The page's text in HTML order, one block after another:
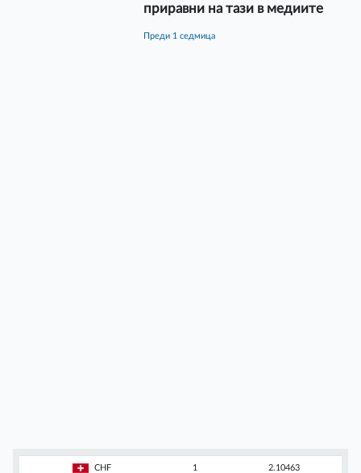
приравни на тази в медиите
преди 1 седмица
CHF 1 2.10463